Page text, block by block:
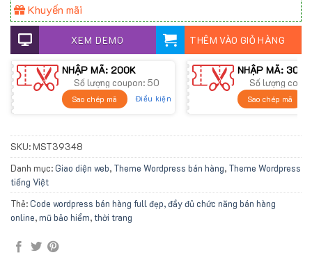
Khuyến mãi
XEM DEMO THÊM VÀO GIỎ HÀNG
NHẬP MÃ: 200K
Số lượng coupon: 50
Sao chép mã Điều kiện
NHẬP MÃ: 300K
Số lượng
Sao chép mã
SKU: MST39348
Danh mục:Giao diện web, Theme Wordpress bán hàng, Theme Wordpress
tiếng Việt
Thẻ:Code wordpress bán hàng full đẹp, đầy đủ chức năng bán hàng
online,mũ bảo hiểm,thời trang